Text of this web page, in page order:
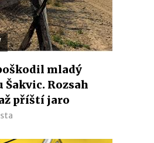
mladý
Rozsah
příští jaro